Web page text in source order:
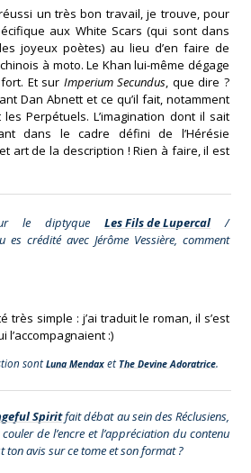
un très bon travail, je trouve, pour
aux White Scars (qui sont dans
joyeux poètes) au lieu d’en faire de
à moto. Le Khan lui-même dégage
Et sur Imperium Secundus, que dire ?
Dan Abnett et ce qu’il fait, notamment
Perpétuels. L’imagination dont il sait
dans le cadre défini de l’Hérésie
art de la description ! Rien à faire, il est
le diptyque Les Fils de Lupercal/
es crédité avec Jérôme Vessière, comment
très simple : j’ai traduit le roman, il s’est
l’accompagnaient :)
sontLuna Mendax et The Devine Adoratrice.
Spiritfait débat au sein des Réclusiens,
de l’encre et l’appréciation du contenu
ton avis sur ce tome et son format ?